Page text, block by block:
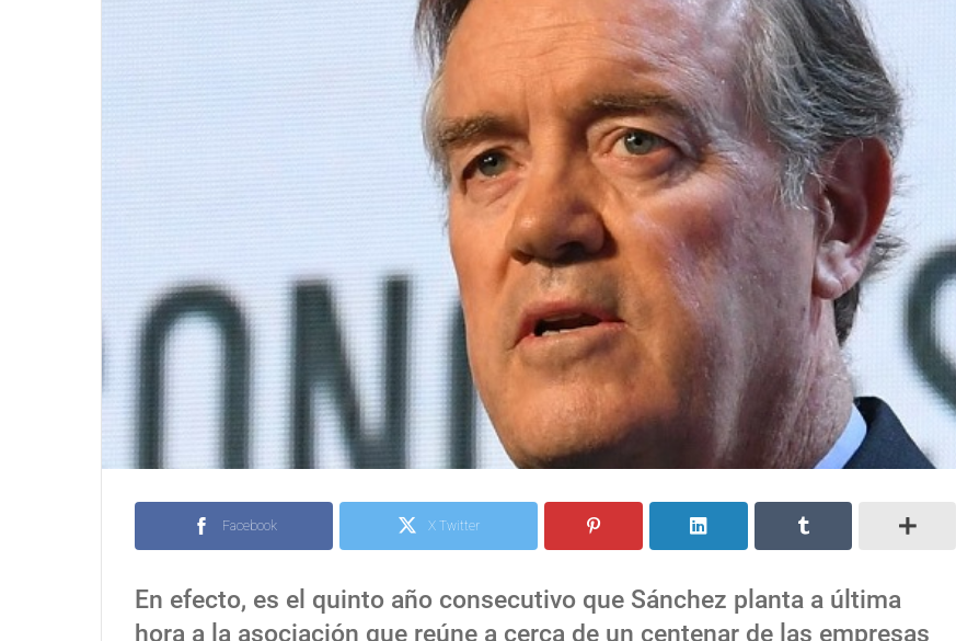
Facebook X Twitter
En efecto, es el quinto año consecutivo que Sánchez planta a última
hora a la asociación que reúne a cerca de un centenar de las empresas